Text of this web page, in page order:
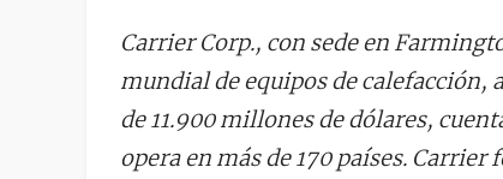
Carrier Corp., con sede en
mundial de equipos de calefacción,
de 11.900 millones de dólares,
opera en más de 170 países.